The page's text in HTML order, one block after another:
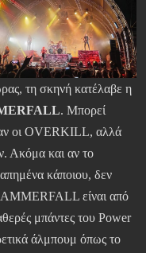
τη σκηνή κατέλαβε η
. Μπορεί
οι OVERKILL, αλλά
Ακόμα και αν το
κάποιου, δεν
είναι από
μπάντες του Power
άλμπουμ όπως το